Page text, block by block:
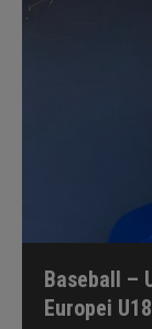
Baseball –
Europei